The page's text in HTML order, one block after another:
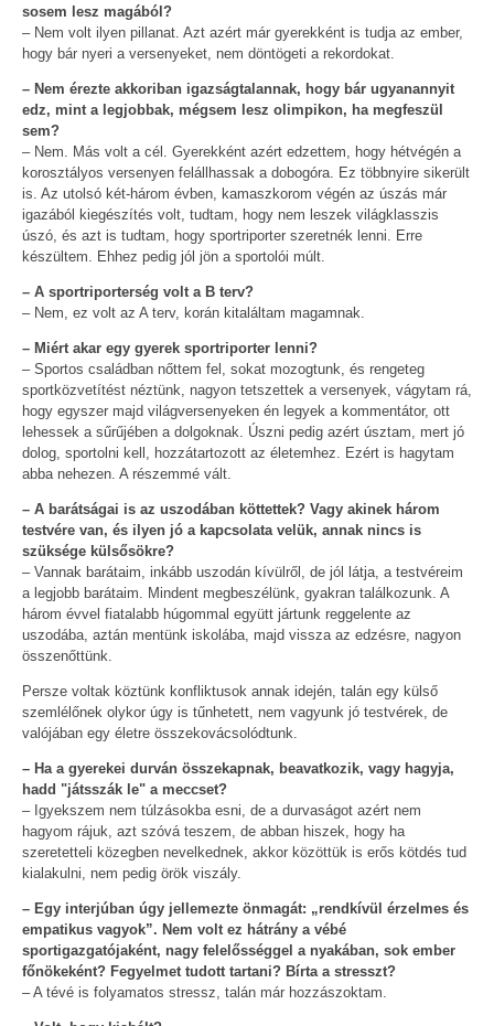
sosem lesz magából?
– Nem volt ilyen pillanat. Azt azért már gyerekként is tudja az ember,
hogy bár nyeri a versenyeket, nem döntögeti a rekordokat.
– Nem érezte akkoriban igazságtalannak, hogy bár ugyanannyit
edz, mint a legjobbak, mégsem lesz olimpikon, ha megfeszül
sem?
– Nem. Más volt a cél. Gyerekként azért edzettem, hogy hétvégén a
korosztályos versenyen felállhassak a dobogóra. Ez többnyire sikerült
is. Az utolsó két-három évben, kamaszkorom végén az úszás már
igazából kiegészítés volt, tudtam, hogy nem leszek világklasszis
úszó, és azt is tudtam, hogy sportriporter szeretnék lenni. Erre
készültem. Ehhez pedig jól jön a sportolói múlt.
– A sportriporterség volt a B terv?
– Nem, ez volt az A terv, korán kitaláltam magamnak.
– Miért akar egy gyerek sportriporter lenni?
– Sportos családban nőttem fel, sokat mozogtunk, és rengeteg
sportközvetítést néztünk, nagyon tetszettek a versenyek, vágytam rá,
hogy egyszer majd világversenyeken én legyek a kommentátor, ott
lehessek a sűrűjében a dolgoknak. Úszni pedig azért úsztam, mert jó
dolog, sportolni kell, hozzátartozott az életemhez. Ezért is hagytam
abba nehezen. A részemmé vált.
– A barátságai is az uszodában köttettek? Vagy akinek három
testvére van, és ilyen jó a kapcsolata velük, annak nincs is
szüksége külsősökre?
– Vannak barátaim, inkább uszodán kívülről, de jól látja, a testvéreim
a legjobb barátaim. Mindent megbeszélünk, gyakran találkozunk. A
három évvel fiatalabb húgommal együtt jártunk reggelente az
uszodába, aztán mentünk iskolába, majd vissza az edzésre, nagyon
összenőttünk.
Persze voltak köztünk konfliktusok annak idején, talán egy külső
szemlélőnek olykor úgy is tűnhetett, nem vagyunk jó testvérek, de
valójában egy életre összekovácsolódtunk.
– Ha a gyerekei durván összekapnak, beavatkozik, vagy hagyja,
hadd "játsszák le" a meccset?
– Igyekszem nem túlzásokba esni, de a durvaságot azért nem
hagyom rájuk, azt szóvá teszem, de abban hiszek, hogy ha
szeretetteli közegben nevelkednek, akkor közöttük is erős kötdés tud
kialakulni, nem pedig örök viszály.
– Egy interjúban úgy jellemezte önmagát: „rendkívül érzelmes és
empatikus vagyok”. Nem volt ez hátrány a vébé
sportigazgatójaként, nagy felelősséggel a nyakában, sok ember
főnökeként? Fegyelmet tudott tartani? Bírta a stresszt?
– A tévé is folyamatos stressz, talán már hozzászoktam.